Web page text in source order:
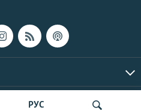
РУС
2026 | All Rights Reserved.